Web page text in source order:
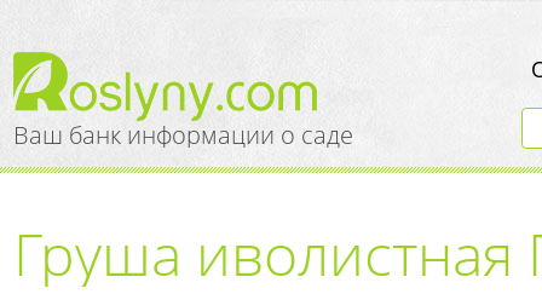
Ваш банк информации о саде
Груша иволистная